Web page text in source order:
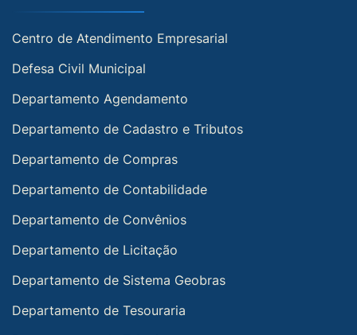
Centro de Atendimento Empresarial
Defesa Civil Municipal
Departamento Agendamento
Departamento de Cadastro e Tributos
Departamento de Compras
Departamento de Contabilidade
Departamento de Convênios
Departamento de Licitação
Departamento de Sistema Geobras
Departamento de Tesouraria